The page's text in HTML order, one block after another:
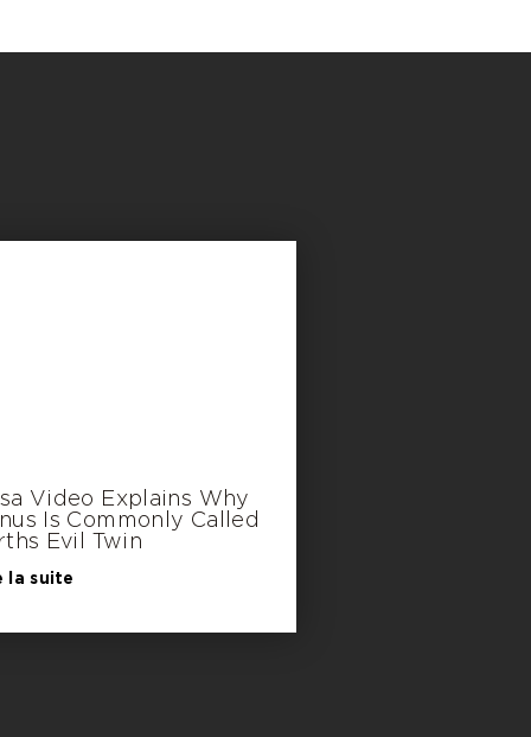
Video Explains Why
Is Commonly Called
Evil Twin
la suite